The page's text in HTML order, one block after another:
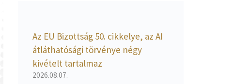
Az EU Bizottság 50. cikkelye, az AI
átláthatósági törvénye négy
kivételt tartalmaz
2026.08.07.